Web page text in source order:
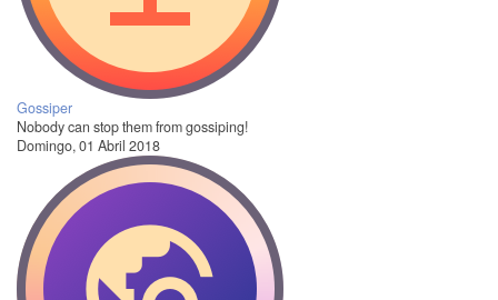
Gossiper
Nobody can stop them from gossiping!
Domingo, 01 Abril 2018